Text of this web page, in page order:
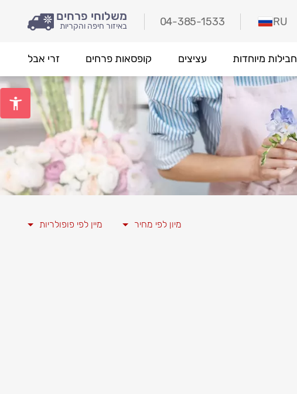
משלוחי פרחים
באיזור חיפה והקריות 04-385-1533 RU
חבילות מיוחדות עציצים קופסאות פרחים זרי אבל
מיון לפי מחיר מיין לפי פופולריות